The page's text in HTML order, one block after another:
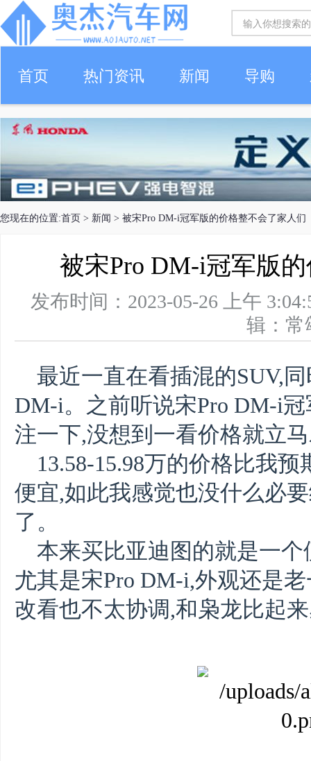
首页 热门资讯 新闻 导购
您现在的位置:首页 > 新闻 > 被宋Pro DM-i冠军版的价格整不会了家人们
被宋Pro DM-i冠军版
发布时间：2023-05-26 上午
辑：
最近一直在看插混的SUV,
DM-i。之前听说宋Pro DM-i
注一下,没想到一看价格就立
13.58-15.98万的价格比我
便宜,如此我感觉也没什么必
了。
本来买比亚迪图的就是一
尤其是宋Pro DM-i,外观还是
改看也不太协调,和枭龙比起